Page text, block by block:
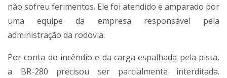
não sofreu ferimentos. Ele foi atendido e amparado por
uma equipe da empresa responsável pela
administração da rodovia.
Por conta do incêndio e da carga espalhada pela pista,
a BR-280 precisou ser parcialmente interditada.